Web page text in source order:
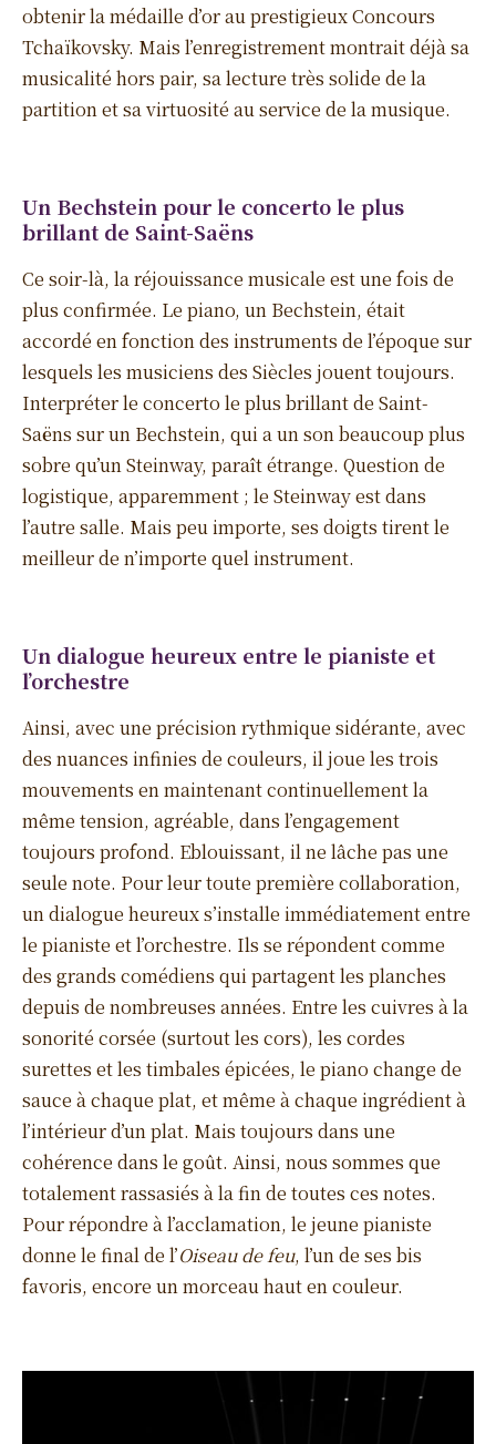
obtenir la médaille d’or au prestigieux Concours
Tchaïkovsky. Mais l’enregistrement montrait déjà sa
musicalité hors pair, sa lecture très solide de la
partition et sa virtuosité au service de la musique.
Un Bechstein pour le concerto le plus
brillant de Saint-Saëns
Ce soir-là, la réjouissance musicale est une fois de
plus confirmée. Le piano, un Bechstein, était
accordé en fonction des instruments de l’époque sur
lesquels les musiciens des Siècles jouent toujours.
Interpréter le concerto le plus brillant de Saint-
Saëns sur un Bechstein, qui a un son beaucoup plus
sobre qu’un Steinway, paraît étrange. Question de
logistique, apparemment ; le Steinway est dans
l’autre salle. Mais peu importe, ses doigts tirent le
meilleur de n’importe quel instrument.
Un dialogue heureux entre le pianiste et
l’orchestre
Ainsi, avec une précision rythmique sidérante, avec
des nuances infinies de couleurs, il joue les trois
mouvements en maintenant continuellement la
même tension, agréable, dans l’engagement
toujours profond. Eblouissant, il ne lâche pas une
seule note. Pour leur toute première collaboration,
un dialogue heureux s’installe immédiatement entre
le pianiste et l’orchestre. Ils se répondent comme
des grands comédiens qui partagent les planches
depuis de nombreuses années. Entre les cuivres à la
sonorité corsée (surtout les cors), les cordes
surettes et les timbales épicées, le piano change de
sauce à chaque plat, et même à chaque ingrédient à
l’intérieur d’un plat. Mais toujours dans une
cohérence dans le goût. Ainsi, nous sommes que
totalement rassasiés à la fin de toutes ces notes.
Pour répondre à l’acclamation, le jeune pianiste
donne le final de l’Oiseau de feu, l’un de ses bis
favoris, encore un morceau haut en couleur.